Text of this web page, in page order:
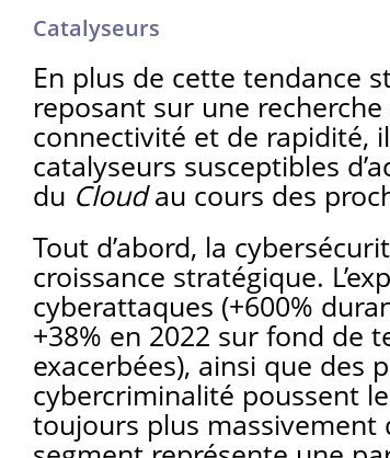
Catalyseurs
En plus de cette tendance
reposant sur une
connectivité et de rapidité,
catalyseurs susceptibles
du Cloudau cours des
Tout d’abord, la
croissance stratégique.
cyberattaques (+600%
+38% en 2022 sur fond de
exacerbées), ainsi que des
cybercriminalité poussent
toujours plus massivement